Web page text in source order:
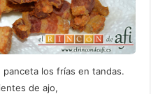
los frías en tandas.
de ajo,